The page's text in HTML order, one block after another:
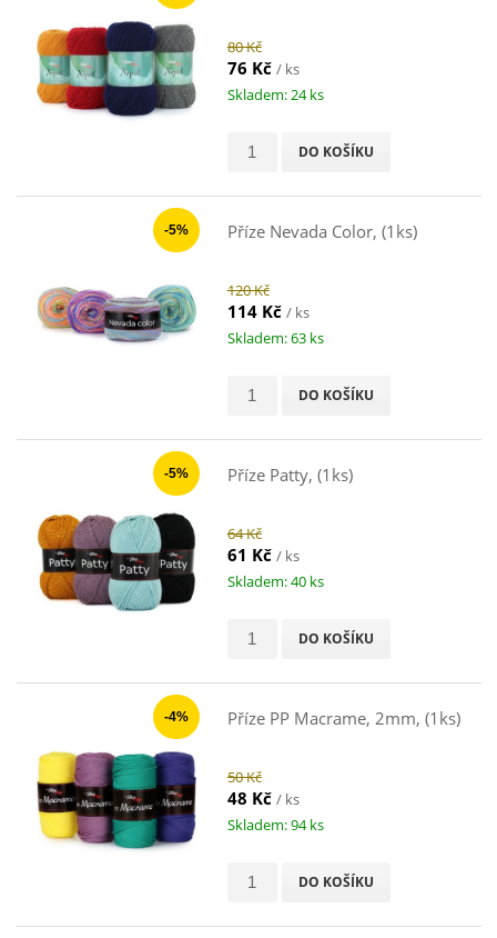
80 Kč
76 Kč / ks
Skladem: 24 ks
DO KOŠÍKU
-5% Příze Nevada Color, (1ks)
120 Kč
114 Kč / ks
Skladem: 63 ks
DO KOŠÍKU
-5% Příze Patty, (1ks)
64 Kč
61 Kč / ks
Skladem: 40 ks
DO KOŠÍKU
-4% Příze PP Macrame, 2mm, (1ks)
50 Kč
48 Kč / ks
Skladem: 94 ks
DO KOŠÍKU